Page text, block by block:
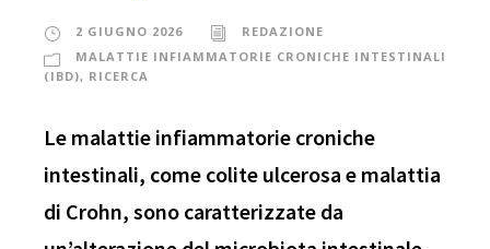
2 GIUGNO 2026
REDAZIONE
MALATTIE INFIAMMATORIE CRONICHE INTESTINALI
(IBD), RICERCA
Le malattie infiammatorie croniche
intestinali, come colite ulcerosa e malattia
di Crohn, sono caratterizzate da